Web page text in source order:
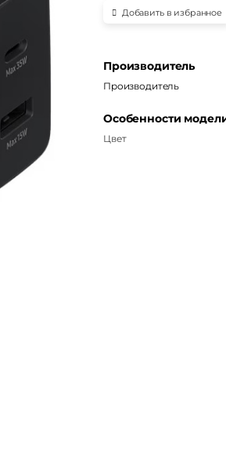
Добавить в избранное
Производитель
Производитель
Особенности
Цвет